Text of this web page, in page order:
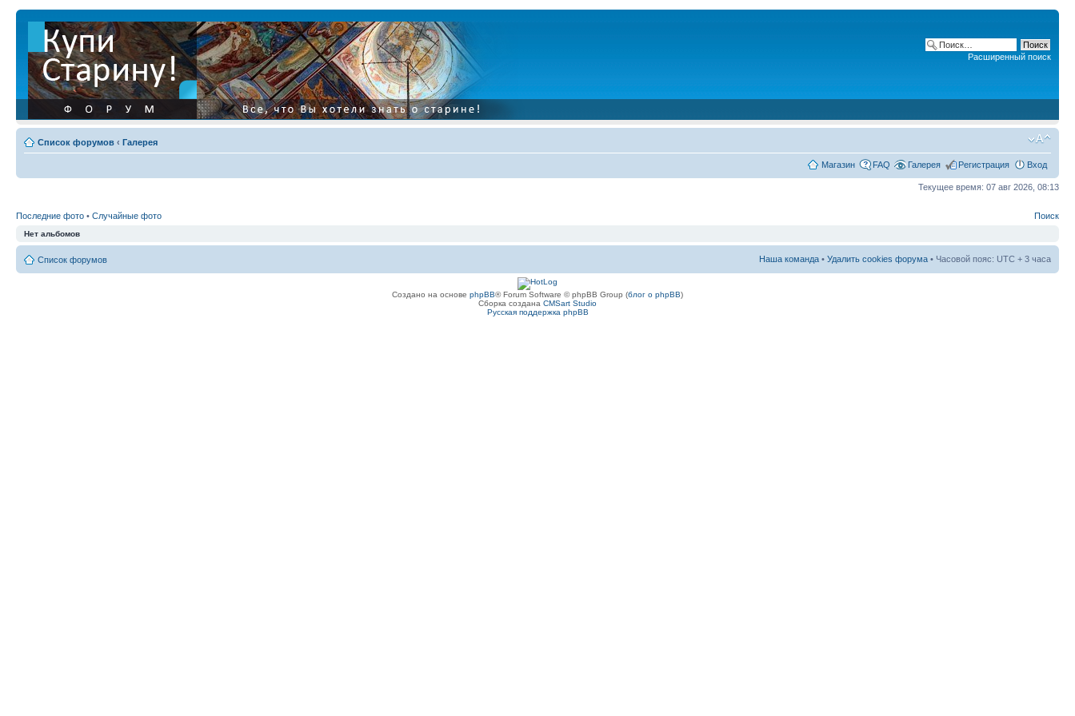
Расширенный поиск
Список форумов ‹ Галерея
Магазин FAQ Галерея Регистрация Вход
Текущее время: 07 авг 2026, 08:13
Последние фото • Случайные фото Поиск
Нет альбомов
Список форумов Наша команда • Удалить cookies форума • Часовой пояс: UTC + 3 часа
Создано на основе phpBB® Forum Software © phpBB Group (блог о phpBB)
Сборка создана CMSart Studio
Русская поддержка phpBB